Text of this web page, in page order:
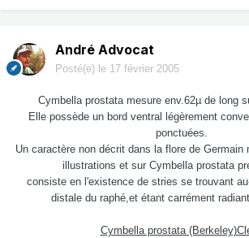
André Advocat
Posté(e) le 17 février 2005
Cymbella prostata mesure env.62µ de long
Elle possède un bord ventral légèrement
ponctuées.
Un caractère non décrit dans la flore de Germain
illustrations et sur Cymbella prostata
consiste en l'existence de stries se trouvant
distale du raphé,et étant carrément
Cymbella prostata